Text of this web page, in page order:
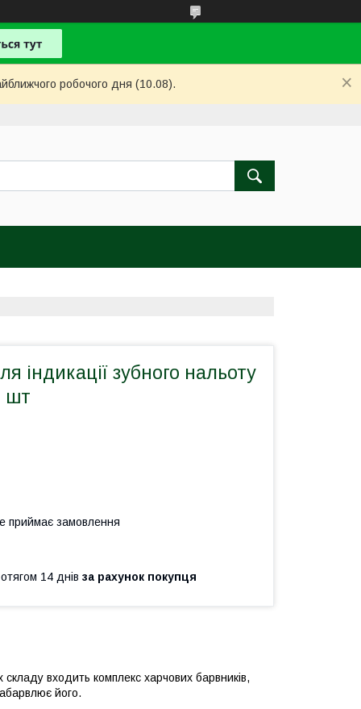
робочого дня (10.08).
індикації зубного нальоту
шт
приймає замовлення
14 днів за рахунок покупця
входить комплекс харчових барвників,
його.